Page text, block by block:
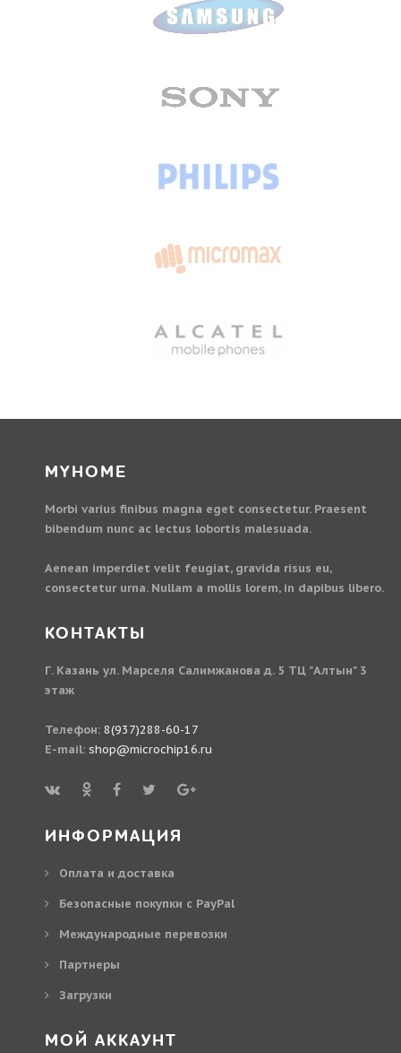
MYHOME
Morbi varius finibus magna eget consectetur. Praesent
bibendum nunc ac lectus lobortis malesuada.
Aenean imperdiet velit feugiat, gravida risus eu,
consectetur urna. Nullam a mollis lorem, in dapibus libero.
КОНТАКТЫ
Г. Казань ул. Марселя Салимжанова д. 5 ТЦ "Алтын" 3
этаж
Телефон: 8(937)288-60-17
E-mail: shop@microchip16.ru
ИНФОРМАЦИЯ
Оплата и доставка
Безопасные покупки с PayPal
Международные перевозки
Партнеры
Загрузки
МОЙ АККАУНТ